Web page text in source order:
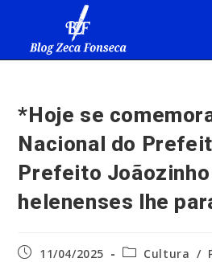
*Hoje se
Nacional do
Prefeito Joãozinho
helenenses lhe
Post11/04/2025
Categoria
Cultura /